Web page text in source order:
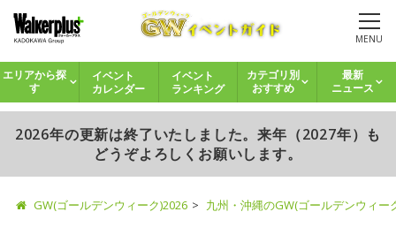
MENU
エリアから探
す
イベント
カレンダー
イベント
ランキング
カテゴリ別
おすすめ
最新
ニュース
2026年の更新は終了いたしました。来年（2027年）も
どうぞよろしくお願いします。
GW(ゴールデンウィーク)2026 九州・沖縄のGW(ゴールデンウィ